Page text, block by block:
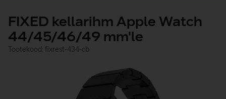
FIXED kellarihm Apple Watch
44/45/46/49 mm'le
Tootekood: fixrest-434-cb